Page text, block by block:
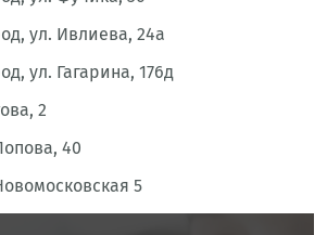
ул. Ивлиева, 24а
ул. Гагарина, 176д
2
40
5